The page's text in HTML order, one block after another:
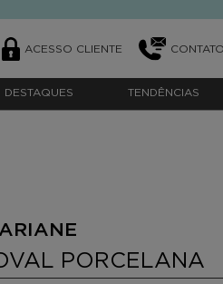
ACESSO CLIENTE CONTATO
DESTAQUES TENDÊNCIAS
PORCELANA